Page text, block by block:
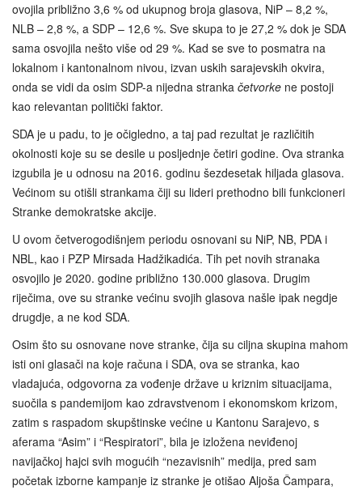
ovojila približno 3,6 % od ukupnog broja glasova, NiP – 8,2 %,
NLB – 2,8 %, a SDP – 12,6 %. Sve skupa to je 27,2 % dok je SDA
sama osvojila nešto više od 29 %. Kad se sve to posmatra na
lokalnom i kantonalnom nivou, izvan uskih sarajevskih okvira,
onda se vidi da osim SDP-a nijedna stranka četvorke ne postoji
kao relevantan politički faktor.
SDA je u padu, to je očigledno, a taj pad rezultat je različitih
okolnosti koje su se desile u posljednje četiri godine. Ova stranka
izgubila je u odnosu na 2016. godinu šezdesetak hiljada glasova.
Većinom su otišli strankama čiji su lideri prethodno bili funkcioneri
Stranke demokratske akcije.
U ovom četverogodišnjem periodu osnovani su NiP, NB, PDA i
NBL, kao i PZP Mirsada Hadžikadića. Tih pet novih stranaka
osvojilo je 2020. godine približno 130.000 glasova. Drugim
riječima, ove su stranke većinu svojih glasova našle ipak negdje
drugdje, a ne kod SDA.
Osim što su osnovane nove stranke, čija su ciljna skupina mahom
isti oni glasači na koje računa i SDA, ova se stranka, kao
vladajuća, odgovorna za vođenje države u kriznim situacijama,
suočila s pandemijom kao zdravstvenom i ekonomskom krizom,
zatim s raspadom skupštinske većine u Kantonu Sarajevo, s
aferama “Asim” i “Respiratori”, bila je izložena neviđenoj
navijačkoj hajci svih mogućih “nezavisnih” medija, pred sam
početak izborne kampanje iz stranke je otišao Aljoša Čampara,